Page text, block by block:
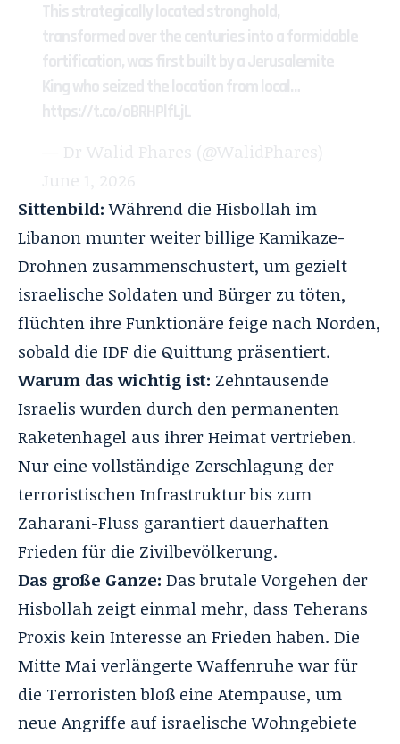
This strategically located stronghold,
transformed over the centuries into a formidable
fortification, was first built by a Jerusalemite
King who seized the location from local…
https://t.co/oBRHPlfLjL
— Dr Walid Phares (@WalidPhares)
June 1, 2026
Sittenbild:Während die Hisbollah im
Libanon munter weiter billige Kamikaze-
Drohnen zusammenschustert, um gezielt
israelische Soldaten und Bürger zu töten,
flüchten ihre Funktionäre feige nach Norden,
sobald die IDF die Quittung präsentiert.
Warum das wichtig ist: Zehntausende
Israelis wurden durch den permanenten
Raketenhagel aus ihrer Heimat vertrieben.
Nur eine vollständige Zerschlagung der
terroristischen Infrastruktur bis zum
Zaharani-Fluss garantiert dauerhaften
Frieden für die Zivilbevölkerung.
Das große Ganze: Das brutale Vorgehen der
Hisbollah zeigt einmal mehr, dass Teherans
Proxis kein Interesse an Frieden haben. Die
Mitte Mai verlängerte Waffenruhe war für
die Terroristen bloß eine Atempause, um
neue Angriffe auf israelische Wohngebiete